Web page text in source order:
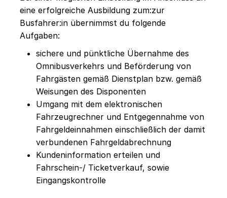
eine erfolgreiche Ausbildung zum:zur
Busfahrer:in übernimmst du folgende
Aufgaben:
sichere und pünktliche Übernahme des
Omnibusverkehrs und Beförderung von
Fahrgästen gemäß Dienstplan bzw. gemäß
Weisungen des Disponenten
Umgang mit dem elektronischen
Fahrzeugrechner und Entgegennahme von
Fahrgeldeinnahmen einschließlich der damit
verbundenen Fahrgeldabrechnung
Kundeninformation erteilen und
Fahrschein-/ Ticketverkauf, sowie
Eingangskontrolle